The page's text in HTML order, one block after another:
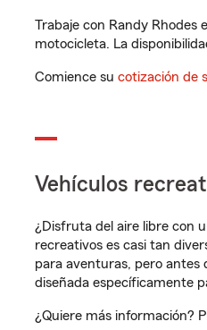
Trabaje con Randy Rhodes
motocicleta. La
Comience su cotización de
Vehículos
¿Disfruta del aire libre con
recreativos es casi tan
para aventuras, pero antes
diseñada específicamente
¿Quiere más información?